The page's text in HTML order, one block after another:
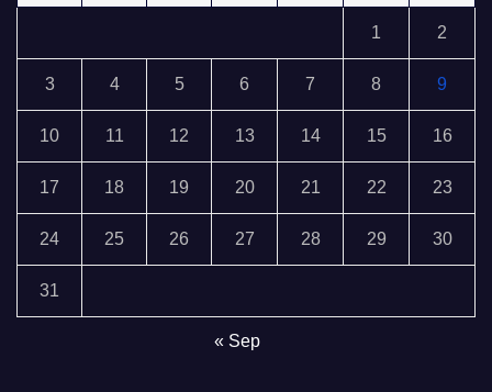
1 2
3 4 5 6 7 8 9
10 11 12 13 14 15 16
17 18 19 20 21 22 23
24 25 26 27 28 29 30
31
« Sep